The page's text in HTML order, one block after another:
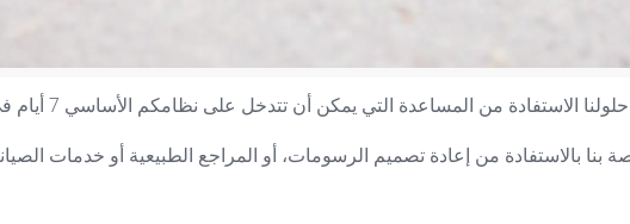
من المساعدة التي يمكن أن تتدخل على نظامكم الأساسي 7 أيام في الأسبوع في حالة حدوث عطل أو خطأ أو قرصنة
بنا بالاستفادة من إعادة تصميم الرسومات، أو المراجع الطبيعية أو خدمات